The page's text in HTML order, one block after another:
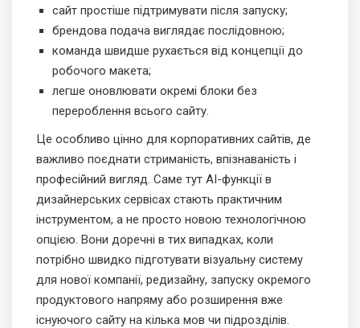
сайт простіше підтримувати після запуску;
брендова подача виглядає послідовною;
команда швидше рухається від концепції до
робочого макета;
легше оновлювати окремі блоки без
перероблення всього сайту.
Це особливо цінно для корпоративних сайтів, де
важливо поєднати стриманість, впізнаваність і
професійний вигляд. Саме тут AI-функції в
дизайнерських сервісах стають практичним
інструментом, а не просто новою технологічною
опцією. Вони доречні в тих випадках, коли
потрібно швидко підготувати візуальну систему
для нової компанії, редизайну, запуску окремого
продуктового напряму або розширення вже
існуючого сайту на кілька мов чи підрозділів.